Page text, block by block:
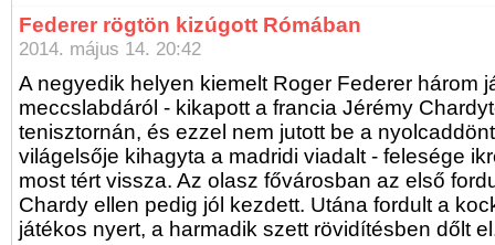
Federer rögtön kizúgott Rómában
2014. május 14. 20:42
A negyedik helyen kiemelt Roger Federer három
meccslabdáról - kikapott a francia Jérémy
tenisztornán, és ezzel nem jutott be a
világelsője kihagyta a madridi viadalt - felesége
most tért vissza. Az olasz fővárosban az első
Chardy ellen pedig jól kezdett. Utána fordult a
játékos nyert, a harmadik szett rövidítésben dőlt